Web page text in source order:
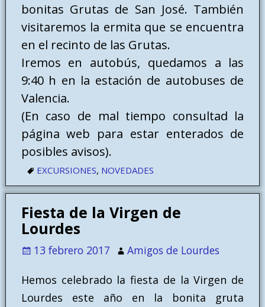
bonitas Grutas de San José. También
visitaremos la ermita que se encuentra
en el recinto de las Grutas.
Iremos en autobús, quedamos a las
9:40 h en la estación de autobuses de
Valencia.
(En caso de mal tiempo consultad la
página web para estar enterados de
posibles avisos).
EXCURSIONES, NOVEDADES
Fiesta de la Virgen de
Lourdes
13 febrero 2017 Amigos de Lourdes
Hemos celebrado la fiesta de la Virgen de
Lourdes este año en la bonita gruta